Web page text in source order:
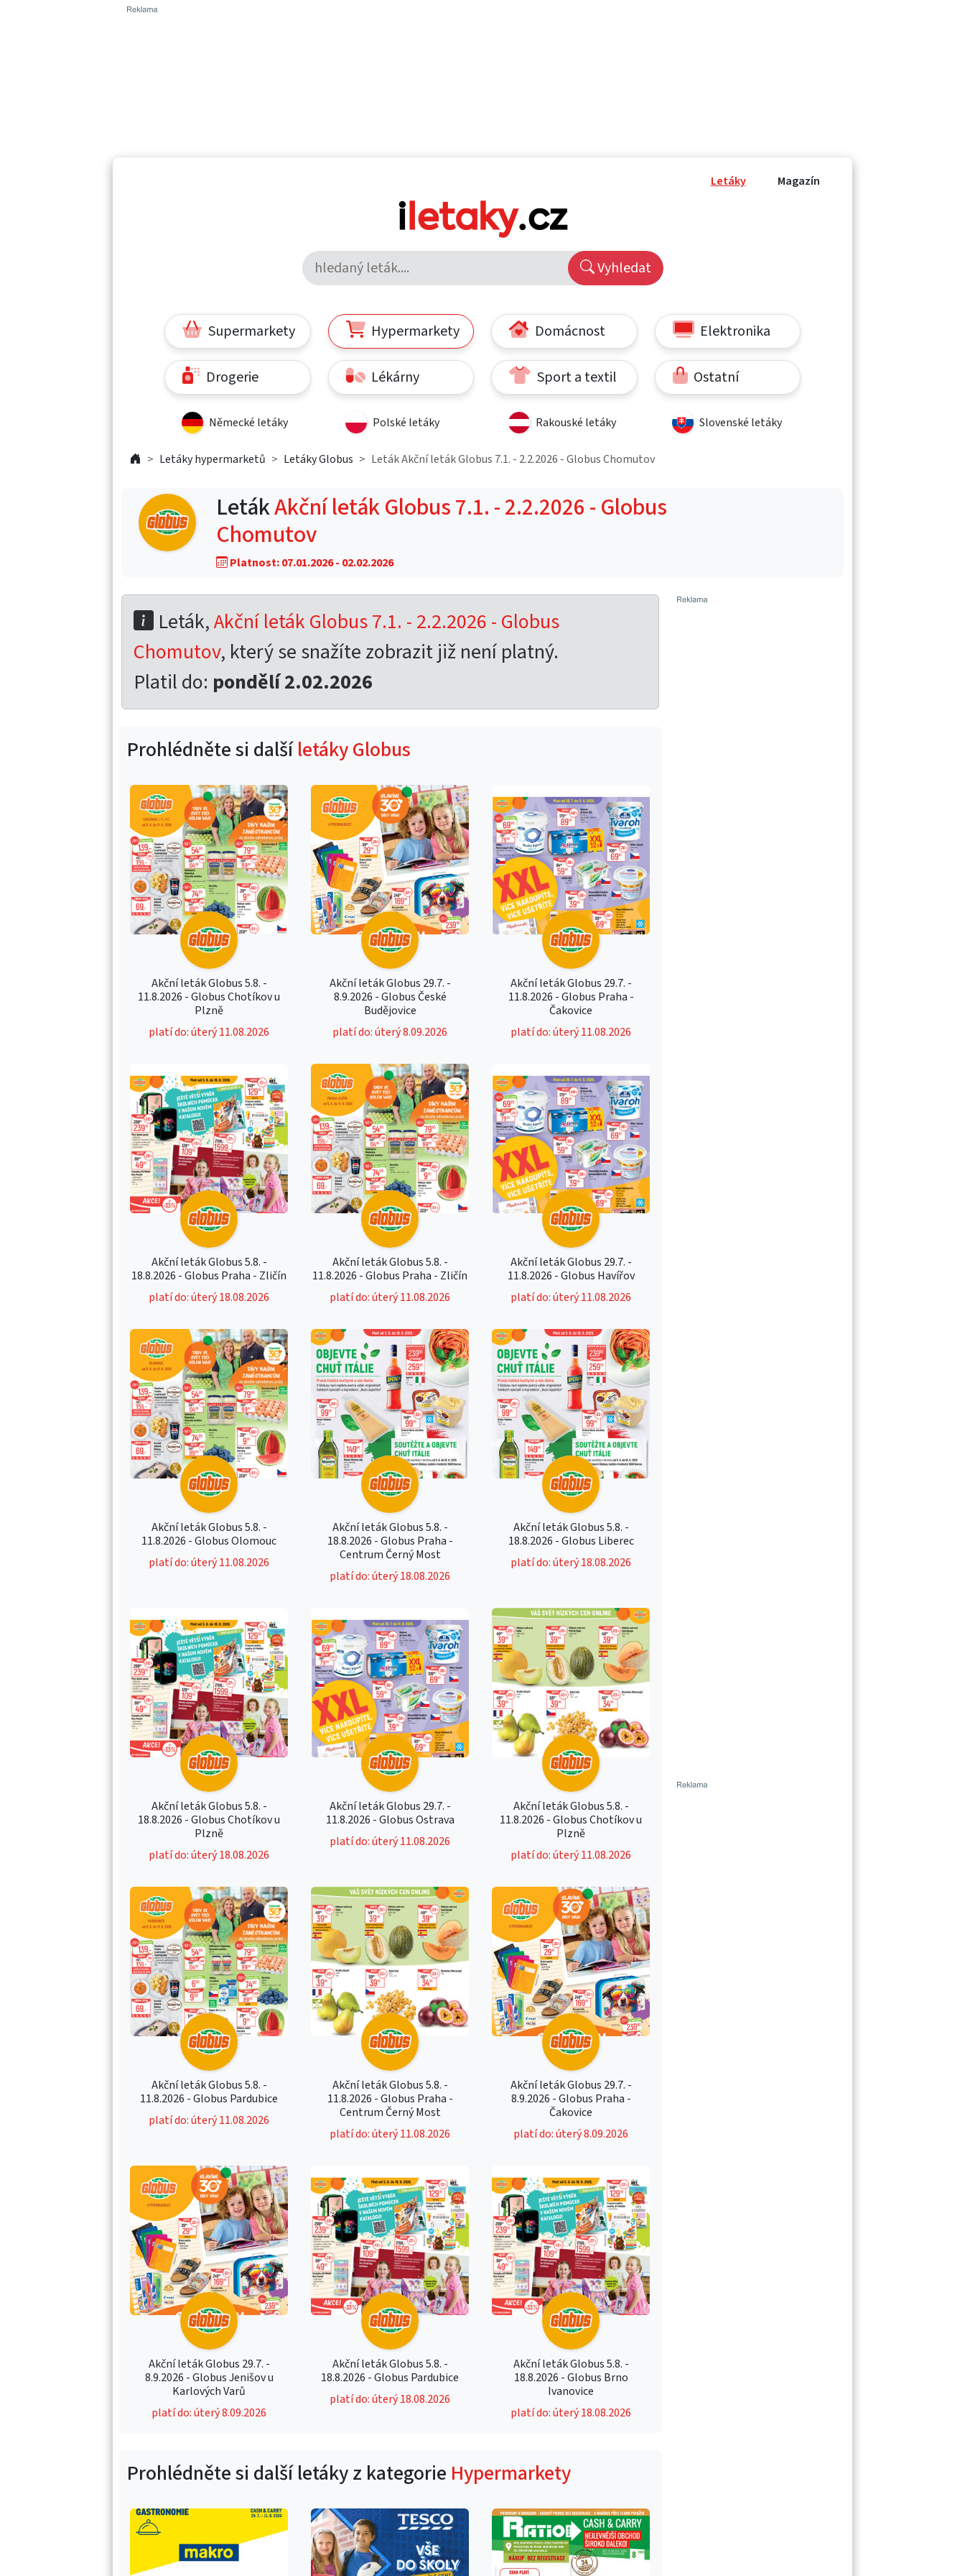
Letáky Magazín
Vyhledat
Supermarkety Hypermarkety Domácnost Elektronika
Drogerie Lékárny Sport a textil Ostatní
Německé letáky Polské letáky Rakouské letáky Slovenské letáky
Letáky hypermarketů Letáky Globus Leták Akční leták Globus 7.1. - 2.2.2026 - Globus Chomutov
LetákAkční leták Globus 7.1. - 2.2.2026 - Globus
Chomutov
Platnost: 07.01.2026 - 02.02.2026
Leták,Akční leták Globus 7.1. - 2.2.2026 - Globus
Chomutov, který se snažíte zobrazit již není platný.
Platil do: pondělí 2.02.2026
Prohlédněte si dalšíletáky Globus
Akční leták Globus 5.8. -
11.8.2026 - Globus Chotíkov u
Plzně
platí do: úterý 11.08.2026
Akční leták Globus 29.7. -
8.9.2026 - Globus České
Budějovice
platí do: úterý 8.09.2026
Akční leták Globus 29.7. -
11.8.2026 - Globus Praha -
Čakovice
platí do: úterý 11.08.2026
Akční leták Globus 5.8. -
18.8.2026 - Globus Praha - Zličín
platí do: úterý 18.08.2026
Akční leták Globus 5.8. -
11.8.2026 - Globus Praha - Zličín
platí do: úterý 11.08.2026
Akční leták Globus 29.7. -
11.8.2026 - Globus Havířov
platí do: úterý 11.08.2026
Akční leták Globus 5.8. -
11.8.2026 - Globus Olomouc
platí do: úterý 11.08.2026
Akční leták Globus 5.8. -
18.8.2026 - Globus Praha -
Centrum Černý Most
platí do: úterý 18.08.2026
Akční leták Globus 5.8. -
18.8.2026 - Globus Liberec
platí do: úterý 18.08.2026
Akční leták Globus 5.8. -
18.8.2026 - Globus Chotíkov u
Plzně
platí do: úterý 18.08.2026
Akční leták Globus 29.7. -
11.8.2026 - Globus Ostrava
platí do: úterý 11.08.2026
Akční leták Globus 5.8. -
11.8.2026 - Globus Chotíkov u
Plzně
platí do: úterý 11.08.2026
Akční leták Globus 5.8. -
11.8.2026 - Globus Pardubice
platí do: úterý 11.08.2026
Akční leták Globus 5.8. -
11.8.2026 - Globus Praha -
Centrum Černý Most
platí do: úterý 11.08.2026
Akční leták Globus 29.7. -
8.9.2026 - Globus Praha -
Čakovice
platí do: úterý 8.09.2026
Akční leták Globus 29.7. -
8.9.2026 - Globus Jenišov u
Karlových Varů
platí do: úterý 8.09.2026
Akční leták Globus 5.8. -
18.8.2026 - Globus Pardubice
platí do: úterý 18.08.2026
Akční leták Globus 5.8. -
18.8.2026 - Globus Brno
Ivanovice
platí do: úterý 18.08.2026
Prohlédněte si další letáky z kategorie Hypermarkety